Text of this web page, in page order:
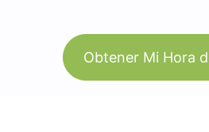
Obtener Mi Hora